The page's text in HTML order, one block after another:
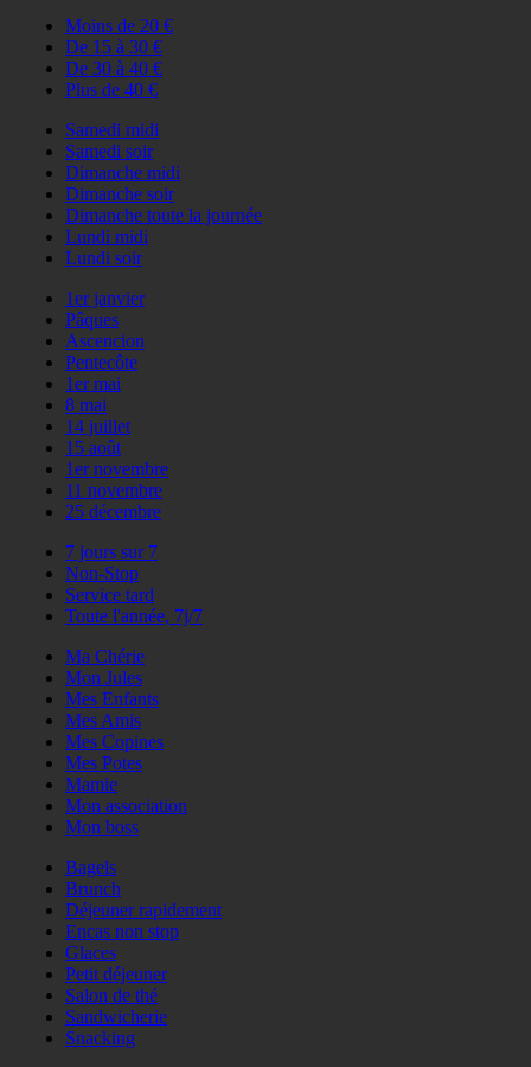
Moins de 20 €
De 15 à 30 €
De 30 à 40 €
Plus de 40 €
Samedi midi
Samedi soir
Dimanche midi
Dimanche soir
Dimanche toute la journée
Lundi midi
Lundi soir
1er janvier
Pâques
Ascencion
Pentecôte
1er mai
8 mai
14 juillet
15 août
1er novembre
11 novembre
25 décembre
7 jours sur 7
Non-Stop
Service tard
Toute l'année, 7j/7
Ma Chérie
Mon Jules
Mes Enfants
Mes Amis
Mes Copines
Mes Potes
Mamie
Mon association
Mon boss
Bagels
Brunch
Déjeuner rapidement
Encas non stop
Glaces
Petit déjeuner
Salon de thé
Sandwicherie
Snacking